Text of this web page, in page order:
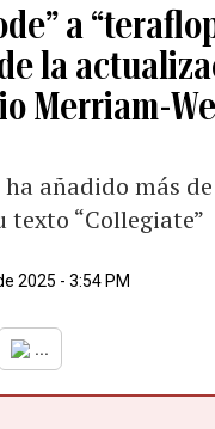
a
la
Merriam-
añadido más
texto “Collegiate”
2025 - 3:54 PM
...